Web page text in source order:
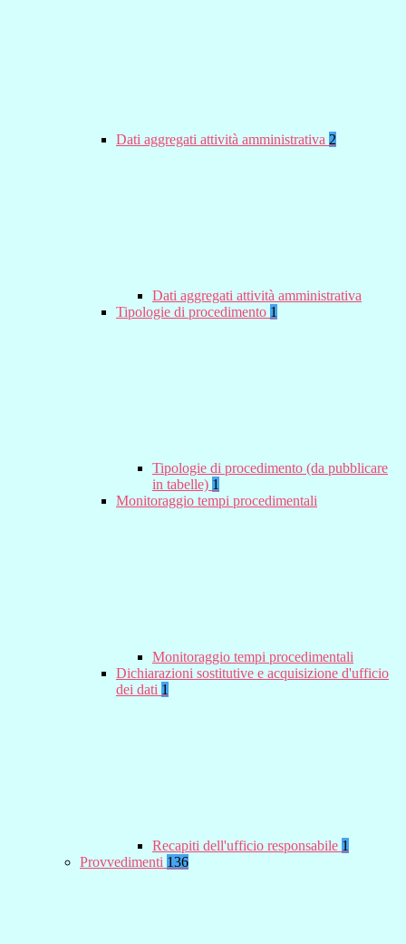
Dati aggregati attività amministrativa 2
Dati aggregati attività amministrativa
Tipologie di procedimento 1
Tipologie di procedimento (da pubblicare
in tabelle) 1
Monitoraggio tempi procedimentali
Monitoraggio tempi procedimentali
Dichiarazioni sostitutive e acquisizione d'ufficio
dei dati 1
Recapiti dell'ufficio responsabile 1
Provvedimenti 136